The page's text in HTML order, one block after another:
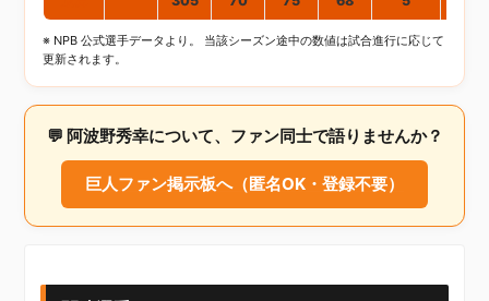
※ NPB 公式選手データより。 当該シーズン途中の数値は試合進行に応じて
更新されます。
💬 阿波野秀幸について、ファン同士で語りませんか？
巨人ファン掲示板へ（匿名OK・登録不要）